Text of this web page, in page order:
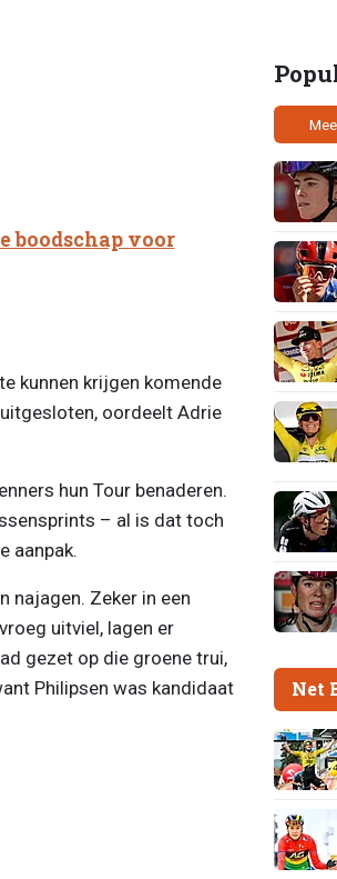
boodschap voor
kunnen krijgen komende
oordeelt Adrie
hun Tour benaderen.
– al is dat toch
aanpak.
najagen. Zeker in een
vroeg uitviel, lagen er
gezet op die groene trui,
Philipsen was kandidaat
Net